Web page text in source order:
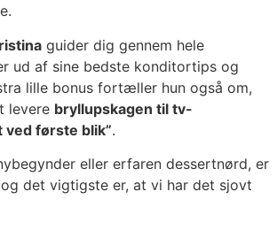
guider dig gennem hele
ud af sine bedste konditortips og
lille bonus fortæller hun også om,
levere bryllupskagen til tv-
ved første blik”.
eller erfaren dessertnørd, er
det vigtigste er, at vi har det sjovt